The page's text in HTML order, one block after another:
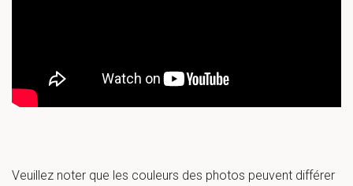
Veuillez noter que les couleurs des photos peuvent différer